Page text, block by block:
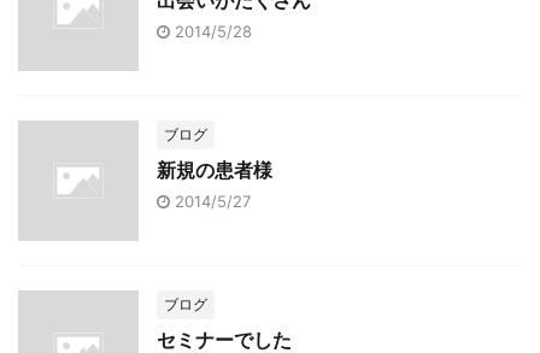
2014/5/28
ブログ
新規の患者様
2014/5/27
ブログ
セミナーでした